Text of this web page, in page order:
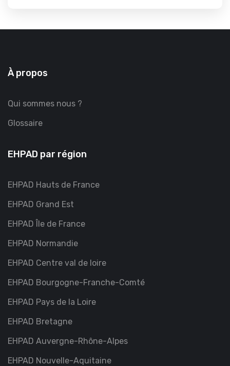
À propos
Qui sommes nous ?
Glossaire
EHPAD par région
EHPAD Hauts de France
EHPAD Grand Est
EHPAD Île de France
EHPAD Normandie
EHPAD Centre val de loire
EHPAD Bourgogne-Franche-Comté
EHPAD Pays de la Loire
EHPAD Bretagne
EHPAD Auvergne-Rhône-Alpes
EHPAD Nouvelle-Aquitaine